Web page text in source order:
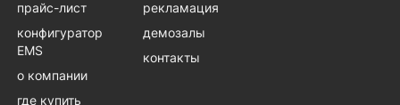
прайс-лист
конфигуратор
EMS
о компании
где купить
рекламация
демозалы
контакты